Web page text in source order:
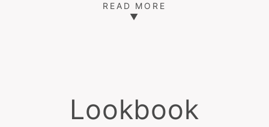
READ MORE
▼
Lookbook